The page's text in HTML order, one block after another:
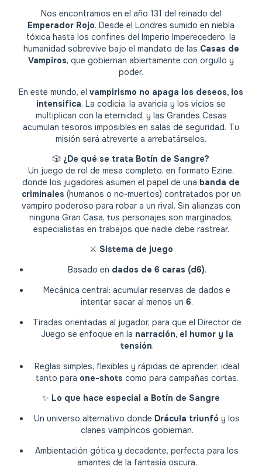
Nos encontramos en el año 131 del reinado del
Emperador Rojo. Desde el Londres sumido en niebla
tóxica hasta los confines del Imperio Imperecedero, la
humanidad sobrevive bajo el mandato de las Casas de
Vampiros, que gobiernan abiertamente con orgullo y
poder.
En este mundo, el vampirismo no apaga los deseos, los
intensifica. La codicia, la avaricia y los vicios se
multiplican con la eternidad, y las Grandes Casas
acumulan tesoros imposibles en salas de seguridad. Tu
misión será atreverte a arrebatárselos.
🎲 ¿De qué se trata Botín de Sangre?
Un juego de rol de mesa completo, en formato Ezine,
donde los jugadores asumen el papel de una banda de
criminales (humanos o no-muertos) contratados por un
vampiro poderoso para robar a un rival. Sin alianzas con
ninguna Gran Casa, tus personajes son marginados,
especialistas en trabajos que nadie debe rastrear.
⚔️ Sistema de juego
Basado en dados de 6 caras (d6).
Mecánica central: acumular reservas de dados e
intentar sacar al menos un 6.
Tiradas orientadas al jugador, para que el Director de
Juego se enfoque en la narración, el humor y la
tensión.
Reglas simples, flexibles y rápidas de aprender: ideal
tanto para one-shots como para campañas cortas.
✨ Lo que hace especial a Botín de Sangre
Un universo alternativo donde Drácula triunfó y los
clanes vampíricos gobiernan.
Ambientación gótica y decadente, perfecta para los
amantes de la fantasía oscura.